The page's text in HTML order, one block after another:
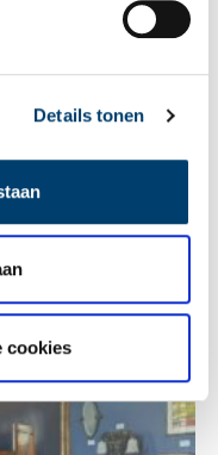
Details tonen
cookies
tot Lambertus